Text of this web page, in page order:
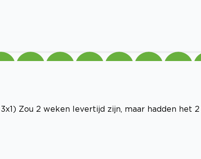
Zou 2 weken levertijd zijn, maar hadden het 2